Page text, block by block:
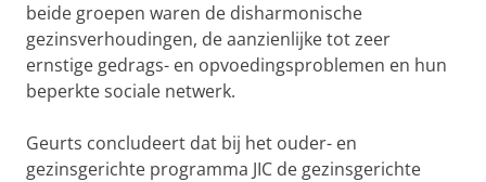
beide groepen waren de disharmonische
gezinsverhoudingen, de aanzienlijke tot zeer
ernstige gedrags- en opvoedingsproblemen en hun
beperkte sociale netwerk.
Geurts concludeert dat bij het ouder- en
gezinsgerichte programma JIC de gezinsgerichte